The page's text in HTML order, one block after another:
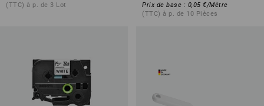
(TTC) à p. de 3 Lot Prix de base : 0,05 €/Mètre
(TTC) à p. de 10 Pièces